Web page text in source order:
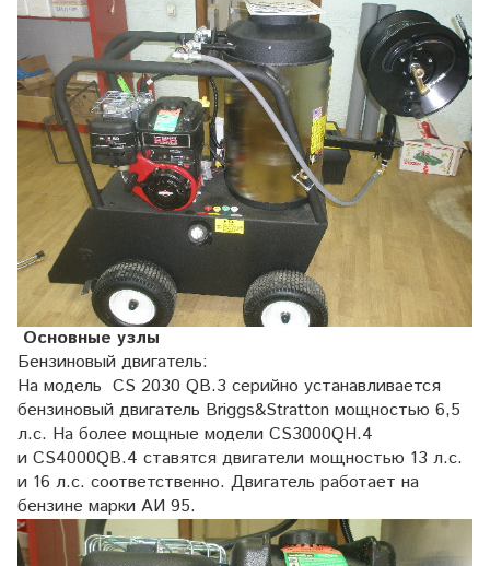
Основные узлы
Бензиновый двигатель:
На модель CS 2030 QB.3 серийно устанавливается
бензиновый двигатель Briggs&Stratton мощностью 6,5
л.с. На более мощные модели CS3000QH.4
и CS4000QB.4 ставятся двигатели мощностью 13 л.с.
и 16 л.с. соответственно. Двигатель работает на
бензине марки АИ 95.